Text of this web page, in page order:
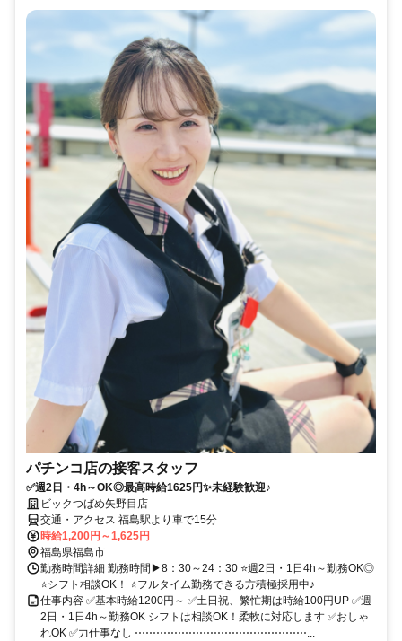
パチンコ店の接客スタッフ
✅週2日・4h～OK◎最高時給1625円✨未経験歓迎♪
ビックつばめ矢野目店
交通・アクセス 福島駅より車で15分
時給1,200円～1,625円
福島県福島市
勤務時間詳細 勤務時間▶8：30～24：30 ⭐週2日・1日4h～勤務OK◎
⭐シフト相談OK！ ⭐フルタイム勤務できる方積極採用中♪
仕事内容 ✅基本時給1200円～ ✅土日祝、繁忙期は時給100円UP ✅週
2日・1日4h～勤務OK シフトは相談OK！柔軟に対応します ✅おしゃ
れOK ✅力仕事なし ⋯⋯⋯⋯⋯⋯⋯⋯⋯⋯⋯⋯⋯⋯⋯⋯...